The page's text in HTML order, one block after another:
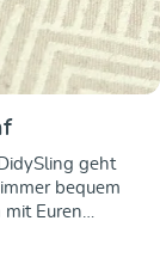
geht
bequem
mit Euren
Sling haben wir